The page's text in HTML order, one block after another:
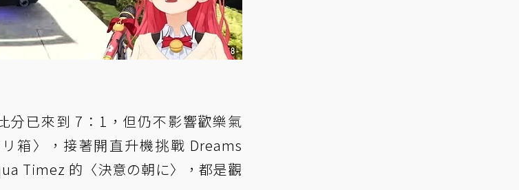
分已來到 7：1，但仍不影響歡樂氣
箱〉，接著開直升機挑戰 Dreams
Timez 的〈決意の朝に〉，都是觀